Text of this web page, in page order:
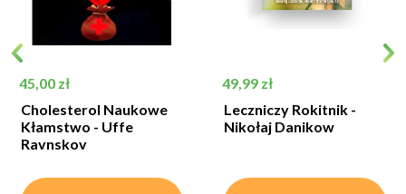
Cena
45,00 zł
Cholesterol Naukowe
Kłamstwo - Uffe
Ravnskov
Cena
49,99 zł
Leczniczy Rokitnik -
Nikołaj Danikow